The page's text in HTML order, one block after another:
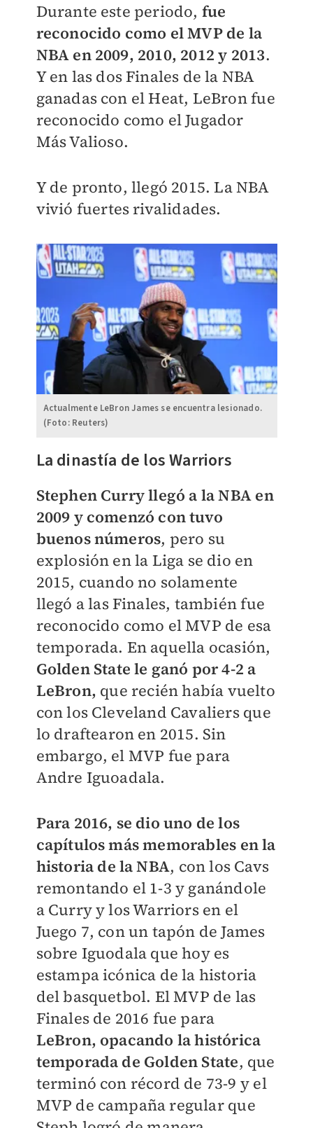
Durante este periodo, fue
reconocido como el MVP de la
NBA en 2009, 2010, 2012 y 2013.
Y en las dos Finales de la NBA
ganadas con el Heat, LeBron fue
reconocido como el Jugador
Más Valioso.
Y de pronto, llegó 2015. La NBA
vivió fuertes rivalidades.
Actualmente LeBron James se encuentra lesionado.
(Foto: Reuters)
La dinastía de los Warriors
Stephen Curry llegó a la NBA en
2009 y comenzó con tuvo
buenos números, pero su
explosión en la Liga se dio en
2015, cuando no solamente
llegó a las Finales, también fue
reconocido como el MVP de esa
temporada. En aquella ocasión,
Golden State le ganó por 4-2 a
LeBron, que recién había vuelto
con los Cleveland Cavaliers que
lo draftearon en 2015. Sin
embargo, el MVP fue para
Andre Iguoadala.
Para 2016, se dio uno de los
capítulos más memorables en la
historia de la NBA, con los Cavs
remontando el 1-3 y ganándole
a Curry y los Warriors en el
Juego 7, con un tapón de James
sobre Iguodala que hoy es
estampa icónica de la historia
del basquetbol. El MVP de las
Finales de 2016 fue para
LeBron, opacando la histórica
temporada de Golden State, que
terminó con récord de 73-9 y el
MVP de campaña regular que